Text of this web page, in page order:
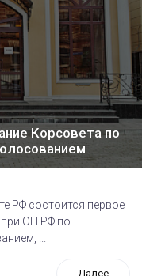
Корсовета по
РФ состоится первое
при ОП РФ по
...
Далее